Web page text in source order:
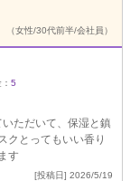
（女性/30代前半/会社員）
5
ただいて、保湿と鎮
クとってもいい香り
す
[投稿日] 2026/5/19